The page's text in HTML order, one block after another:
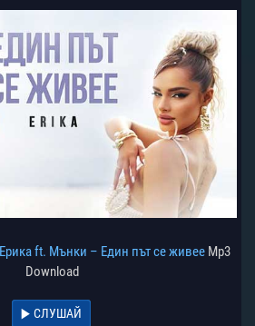
Ерика ft. Мънки – Един път се живее Mp3
Download
СЛУШАЙ